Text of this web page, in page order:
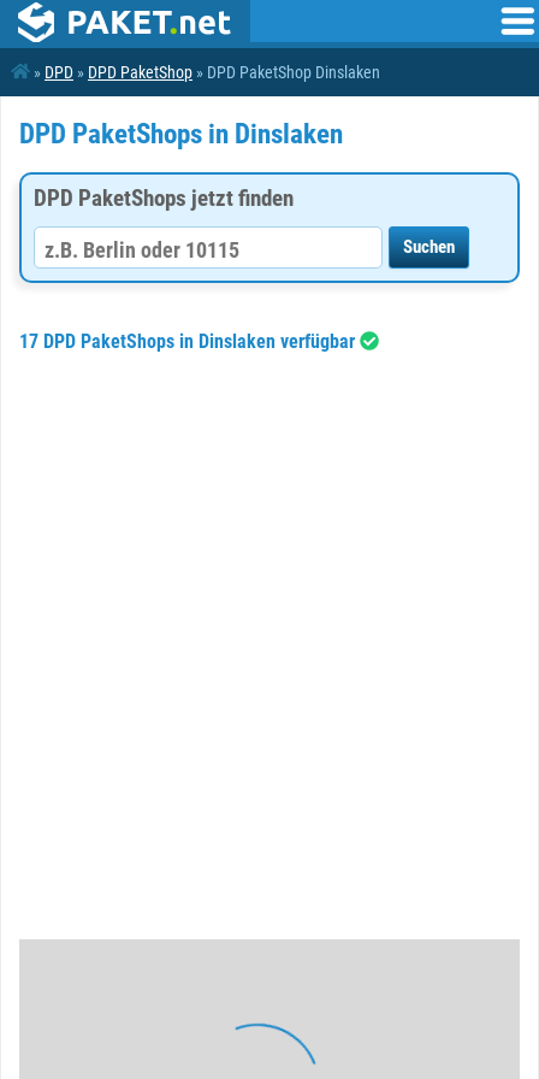
» DPD » DPD PaketShop » DPD PaketShop Dinslaken
DPD PaketShops in Dinslaken
DPD PaketShops jetzt finden
17 DPD PaketShops in Dinslaken verfügbar